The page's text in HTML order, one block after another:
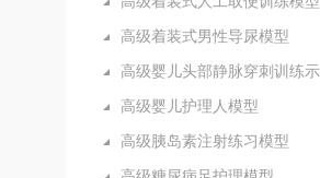
高级着装式男性导尿模型
高级婴儿护理人模型
高级胰岛素注射练习模型